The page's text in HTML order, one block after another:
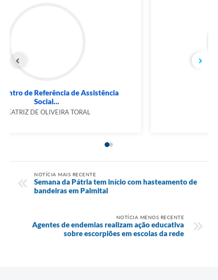
CRAS - Centro de Referência de Assistência
BEATRIZ DE OLIVEIRA TORAL
NOTÍCIA MAIS RECENTE
Semana da Pátria tem início com hasteamento de
bandeiras em Palmital
NOTÍCIA MENOS RECENTE
Agentes de endemias realizam ação educativa
sobre escorpiões em escolas da rede